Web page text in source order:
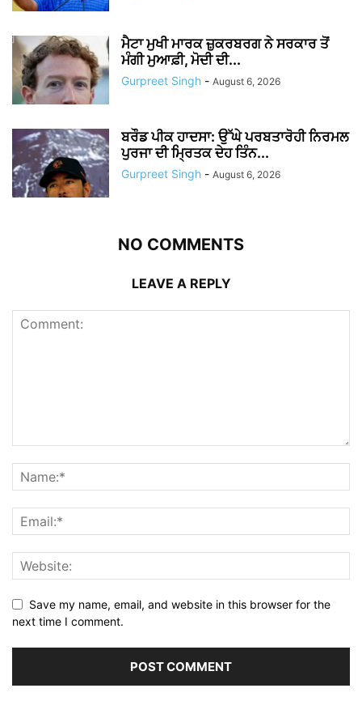
ਮੈਟਾ ਮੁਖੀ ਮਾਰਕ ਜ਼ੁਕਰਬਰਗ ਨੇ ਸਰਕਾਰ ਤੋਂ
ਮੰਗੀ ਮੁਆਫ਼ੀ, ਮੋਦੀ ਦੀ...
Gurpreet Singh - August 6, 2026
ਬਰੌਡ ਪੀਕ ਹਾਦਸਾ: ਉੱਘੇ ਪਰਬਤਾਰੋਹੀ ਨਿਰਮਲ
ਪੁਰਜਾ ਦੀ ਮ੍ਰਿਤਕ ਦੇਹ ਤਿੰਨ...
Gurpreet Singh - August 6, 2026
NO COMMENTS
LEAVE A REPLY
Save my name, email, and website in this browser for the
next time I comment.